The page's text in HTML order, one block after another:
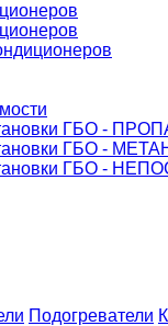
ГБО -
ГБО -
ГБО -
Подогреватели